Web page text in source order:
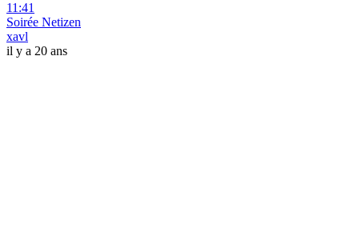
11:41
Soirée Netizen
xavl
il y a 20 ans